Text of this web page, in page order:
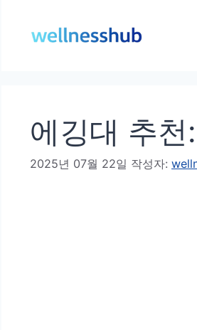
에깅대 추
2025년 07월 22일 작성자: